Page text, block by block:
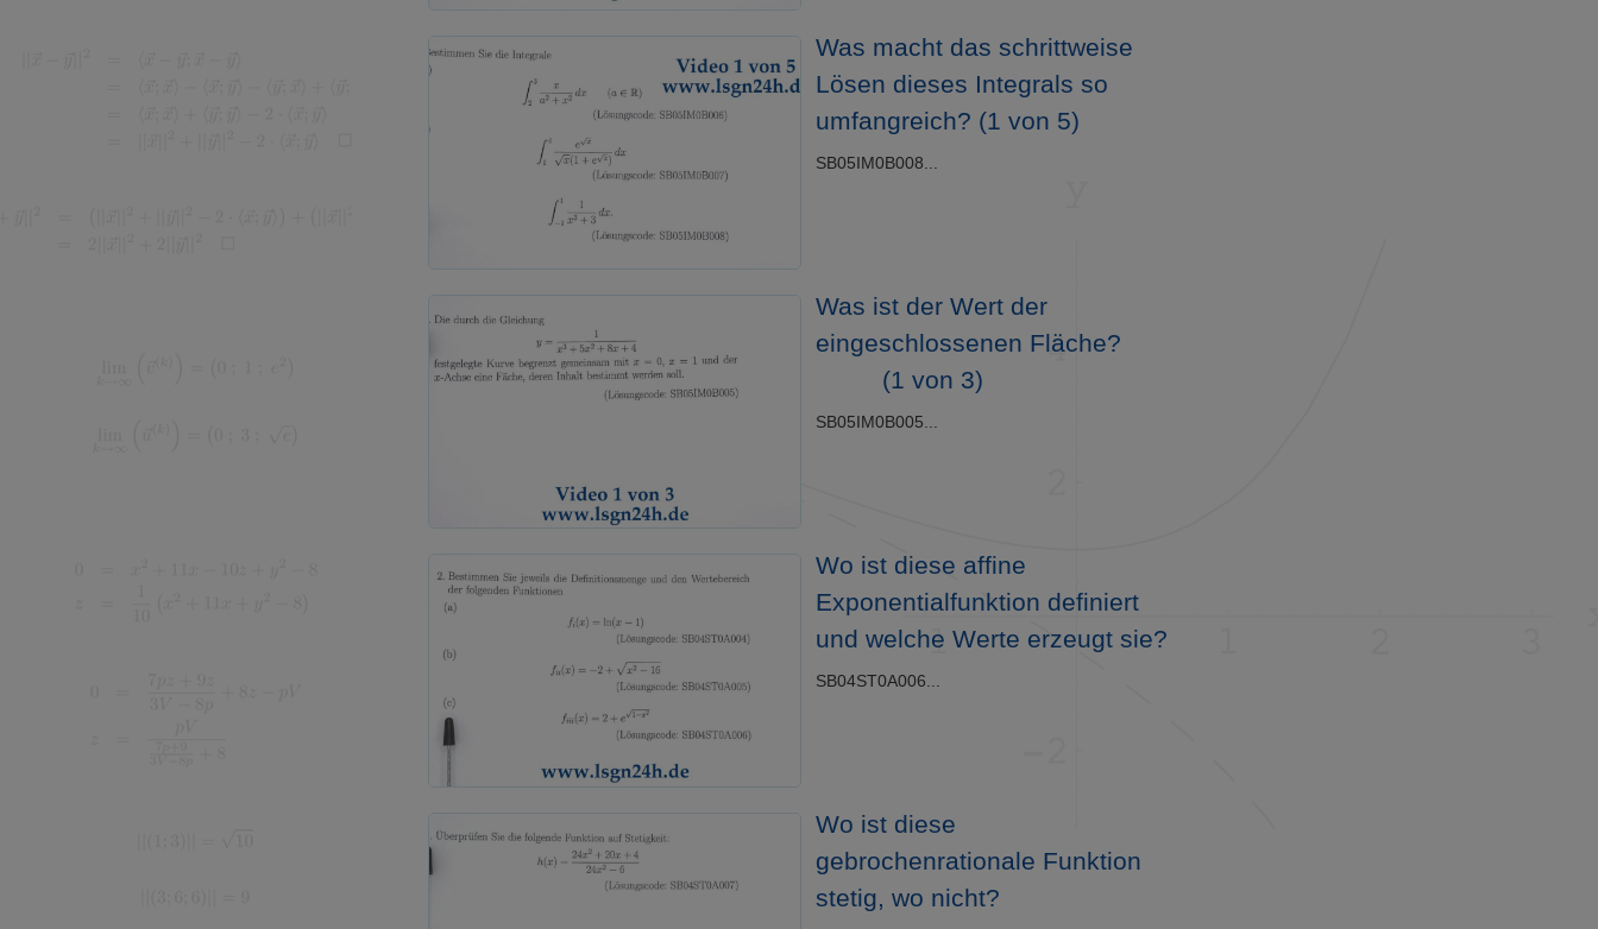
Was macht das schrittweise
Lösen dieses Integrals so
umfangreich? (1 von 5)
SB05IM0B008...
Was ist der Wert der
eingeschlossenen Fläche?
(1 von 3)
SB05IM0B005...
Wo ist diese affine
Exponentialfunktion definiert
und welche Werte erzeugt sie?
SB04ST0A006...
Wo ist diese
gebrochenrationale Funktion
stetig, wo nicht?